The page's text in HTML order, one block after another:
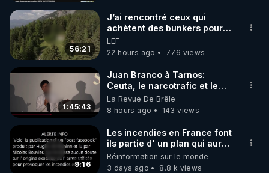
56:21
J’ai rencontré ceux qui
achètent des bunkers pour
survivre à la fin du monde
LEF
22 hours ago
776 views
1:45:43
Juan Branco à Tarnos:
Ceuta, le narcotrafic et le
pouvoir en France
La Revue De Brêle
8 hours ago
143 views
9:16
Les incendies en France font
ils partie d' un plan qui aurait
débuté le 11 septembre 2001
?
Réinformation sur le monde
3 days ago
8.8 k views